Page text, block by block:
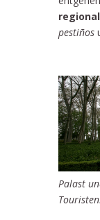
pestiños
Palast